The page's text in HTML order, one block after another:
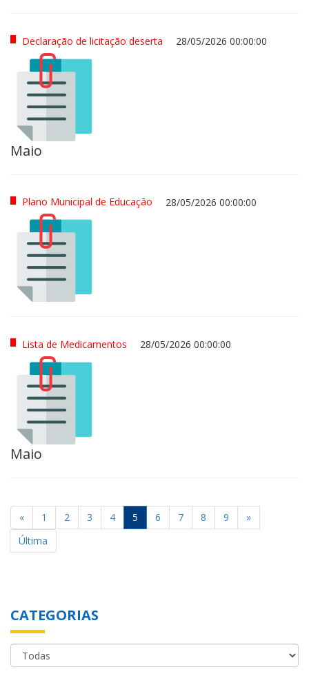
Declaração de licitação deserta 28/05/2026 00:00:00
Maio
Plano Municipal de Educação 28/05/2026 00:00:00
Lista de Medicamentos 28/05/2026 00:00:00
Maio
« 1 2 3 4 5 6 7 8 9
»
Última
CATEGORIAS